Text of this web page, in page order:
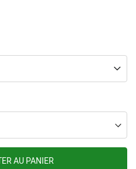
AU PANIER